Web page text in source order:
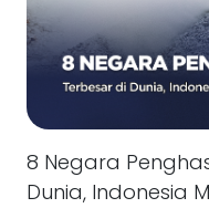
8 Negara
Dunia, Indonesia